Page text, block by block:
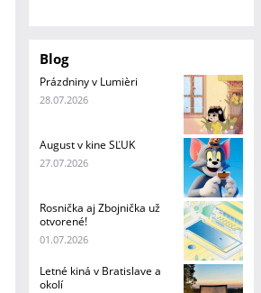
Blog
Prázdniny v Lumièri
28.07.2026
August v kine SĽUK
27.07.2026
Rosnička aj Zbojnička už
otvorené!
01.07.2026
Letné kiná v Bratislave a
okolí